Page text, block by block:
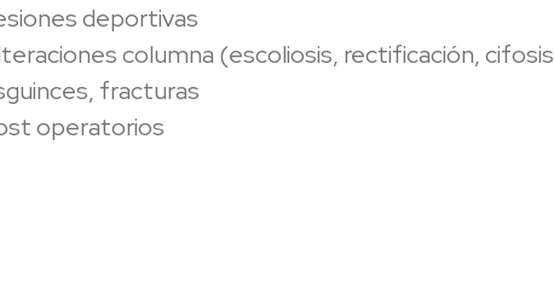
deportivas
columna (escoliosis, rectificación,
fracturas
operatorios